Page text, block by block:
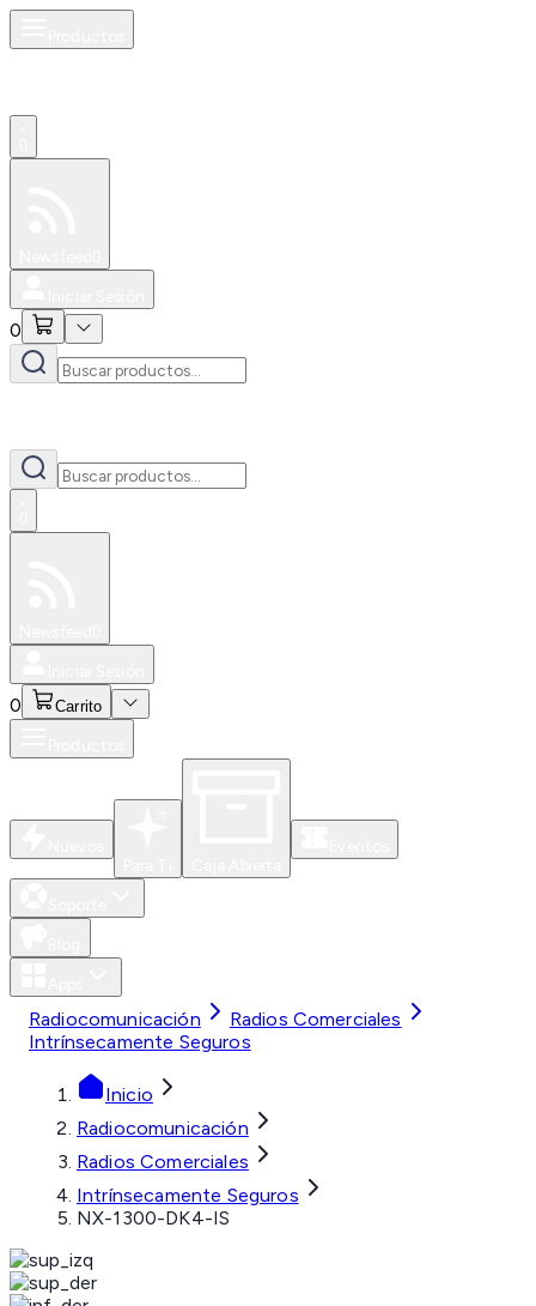
0
0 Carrito
Radiocomunicación
Radios Comerciales
Intrínsecamente Seguros
Inicio
Radiocomunicación
Radios Comerciales
Intrínsecamente Seguros
NX-1300-DK4-IS